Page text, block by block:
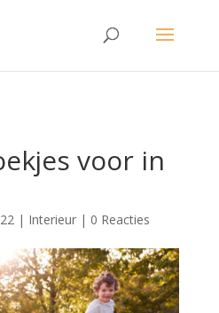
voor in
| Interieur| 0 Reacties